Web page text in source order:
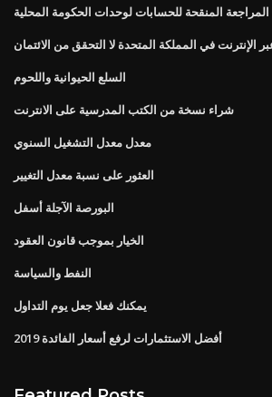
المراجعة المنقحة للحسابات لوحدات الحكومة المحلية
الإنترنت في المملكة المتحدة لا التحقق من الائتمان
السلع الحيوانية واللحوم
شراء نسخة من الكتب المدرسية على الانترنت
معدل معدل التشغيل السنوي
العثور على نسبة معدل التغيير
البورصة الآجلة أسفل
الخيار بموجب قانون العقود
النفط والسياسة
يمكنك فعلا جعل يوم التداول
أفضل الاستثمارات لرفع أسعار الفائدة 2019